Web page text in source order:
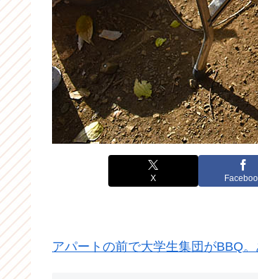
X
アパートの前で大学生集団がBBQ